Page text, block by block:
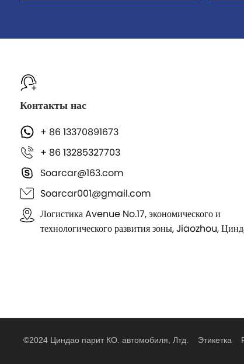
Контакты нас
+ 86 13370891673
+ 86 13285327703
Soarcar@163.com
Soarcar001@gmail.com
Логистика Avenue No.17, экономического и
технологического развития зоны, Jiaozhou,
©2024 Циндао парит КО. автомобиля, Лтд. Этикетка